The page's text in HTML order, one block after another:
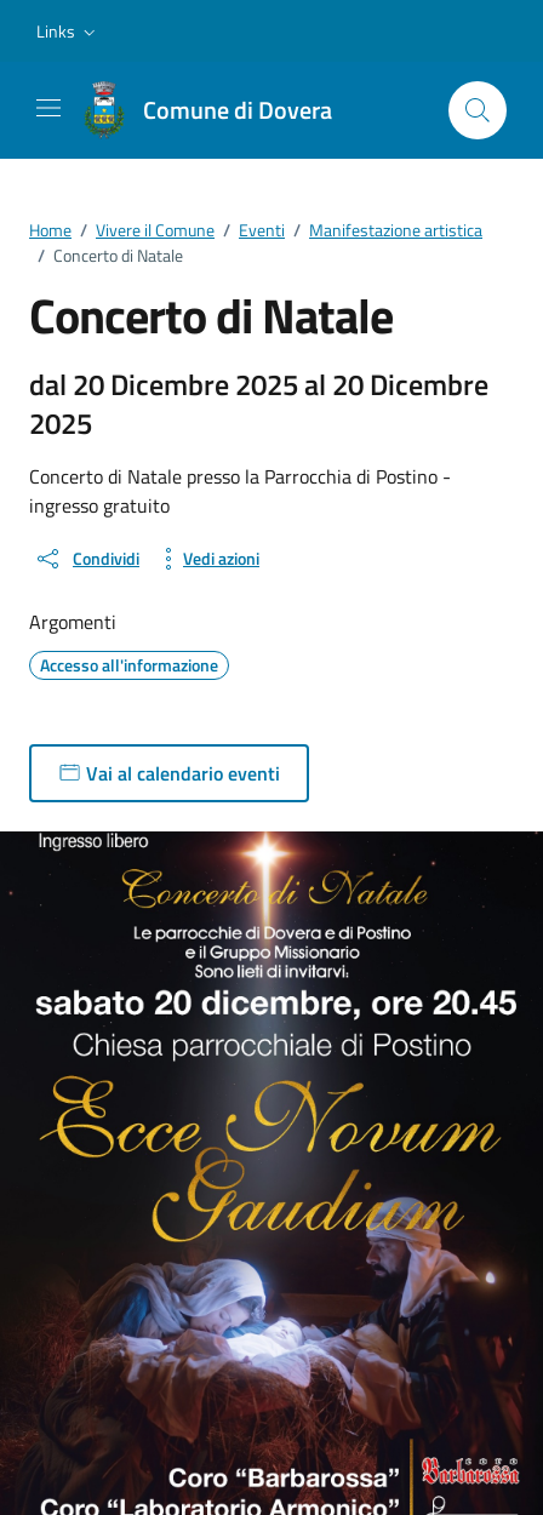
Links
Comune di Dovera
Home / Vivere il Comune / Eventi / Manifestazione artistica
/ Concerto di Natale
Concerto di Natale
dal 20 Dicembre 2025 al 20 Dicembre
2025
Concerto di Natale presso la Parrocchia di Postino -
ingresso gratuito
Condividi Vedi azioni
Argomenti
Accesso all'informazione
Vai al calendario eventi